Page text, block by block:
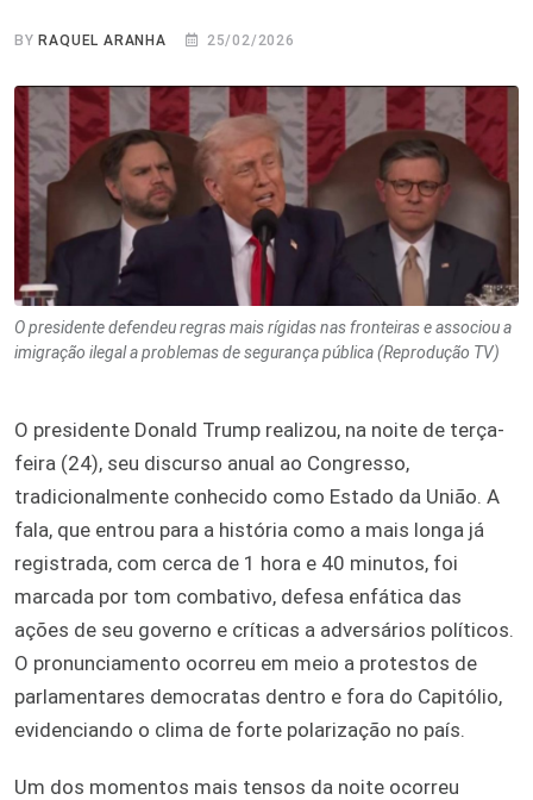
BYRAQUEL ARANHA 25/02/2026
O presidente defendeu regras mais rígidas nas fronteiras e associou a
imigração ilegal a problemas de segurança pública (Reprodução TV)
O presidente Donald Trump realizou, na noite de terça-
feira (24), seu discurso anual ao Congresso,
tradicionalmente conhecido como Estado da União. A
fala, que entrou para a história como a mais longa já
registrada, com cerca de 1 hora e 40 minutos, foi
marcada por tom combativo, defesa enfática das
ações de seu governo e críticas a adversários políticos.
O pronunciamento ocorreu em meio a protestos de
parlamentares democratas dentro e fora do Capitólio,
evidenciando o clima de forte polarização no país.
Um dos momentos mais tensos da noite ocorreu